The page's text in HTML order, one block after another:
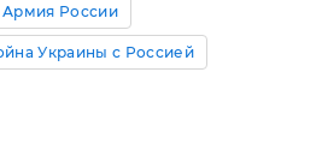
Армия России
Украины с Россией